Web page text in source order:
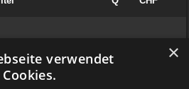
×
verwendet
Cookies.